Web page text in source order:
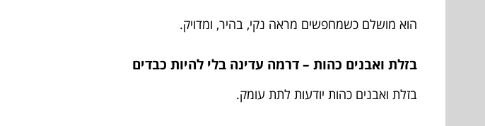
הוא מושלם כשמחפשים מראה נקי, בהיר, ומדויק.
בזלת ואבנים כהות – דרמה עדינה בלי להיות כבדים
בזלת ואבנים כהות יודעות לתת עומק.